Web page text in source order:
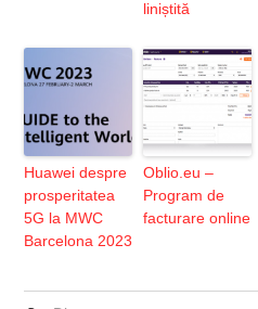
liniștită
Huawei despre
prosperitatea
5G la MWC
Barcelona 2023
Oblio.eu –
Program de
facturare online